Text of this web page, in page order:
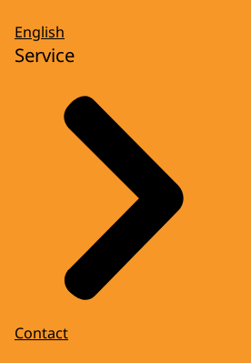
English
Service
Contact